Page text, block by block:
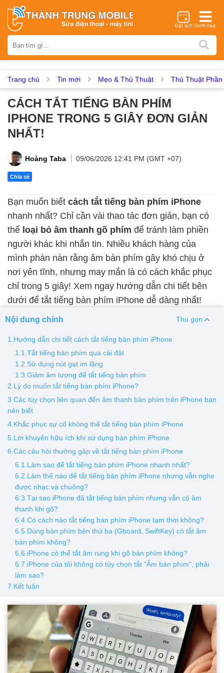
iPhone Samsung Oppo Xiaomi Realme Vivo
Asus Sony Vertu LG Tecno
Dịch vụ sửa chữa
Thay mic Thay rung Thay main Unlock - Mở Khoá
Màn hình Vsmart Màn hình Google Pixel
Thay pin
Pin iPhone Pin Samsumg Pin Oppo Pin Xiaomi
Pin Realme
Thay vỏ
Trang chủ Tin mới Mẹo & Thủ Thuật Thủ Thuật
CÁCH TẮT TIẾNG BÀN PHÍM
IPHONE TRONG 5 GIÂY ĐƠN GIẢN
NHẤT!
Hoàng Taba 09/06/2026 12:41 PM (GMT +07)
Chia sẻ
Bạn muốn biết cách tắt tiếng bàn phím iPhone
nhanh nhất? Chỉ cần vài thao tác đơn giản, bạn có
thể loại bỏ âm thanh gõ phím để tránh làm phiền
người khác khi nhắn tin. Nhiều khách hàng của
mình phàn nàn rằng âm bàn phím gây khó chịu ở
nơi yên tĩnh, nhưng may mắn là có cách khắc phục
chỉ trong 5 giây! Xem ngay hướng dẫn chi tiết bên
dưới để tắt tiếng bàn phím iPhone dễ dàng nhất!
Nội dung chính Thu gọn
1.Hướng dẫn chi tiết cách tắt tiếng bàn phím iPhone
1.1.Tắt tiếng bàn phím qua cài đặt
1.2.Sử dụng nút gạt im lặng
1.3.Giảm âm lượng để tắt tiếng bàn phím
2.Lý do muốn tắt tiếng bàn phím iPhone?
3.Các tùy chọn liên quan đến âm thanh bàn phím trên iPhone bạn
nên biết
4.Khắc phục sự cố không thể tắt tiếng bàn phím iPhone
5.Lời khuyên hữu ích khi sử dụng bàn phím iPhone
6.Các câu hỏi thường gặp về tắt tiếng bàn phím iPhone
6.1.Làm sao để tắt tiếng bàn phím iPhone nhanh nhất?
6.2.Làm thế nào để tắt tiếng bàn phím iPhone nhưng vẫn nghe
được nhạc và chuông?
6.3.Tại sao iPhone đã tắt tiếng bàn phím nhưng vẫn có âm
thanh khi gõ?
6.4.Có cách nào tắt tiếng bàn phím iPhone tạm thời không?
6.5.Dùng bàn phím bên thứ ba (Gboard, SwiftKey) có tắt âm
bàn phím không?
6.6.iPhone có thể tắt âm rung khi gõ bàn phím không?
6.7.iPhone của tôi không có tùy chọn tắt "Âm bàn phím", phải
làm sao?
7.Kết luận